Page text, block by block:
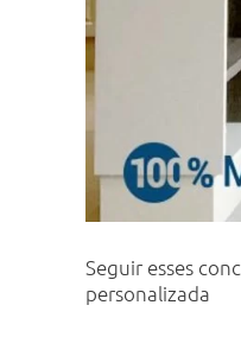
Seguir esses
personalizada